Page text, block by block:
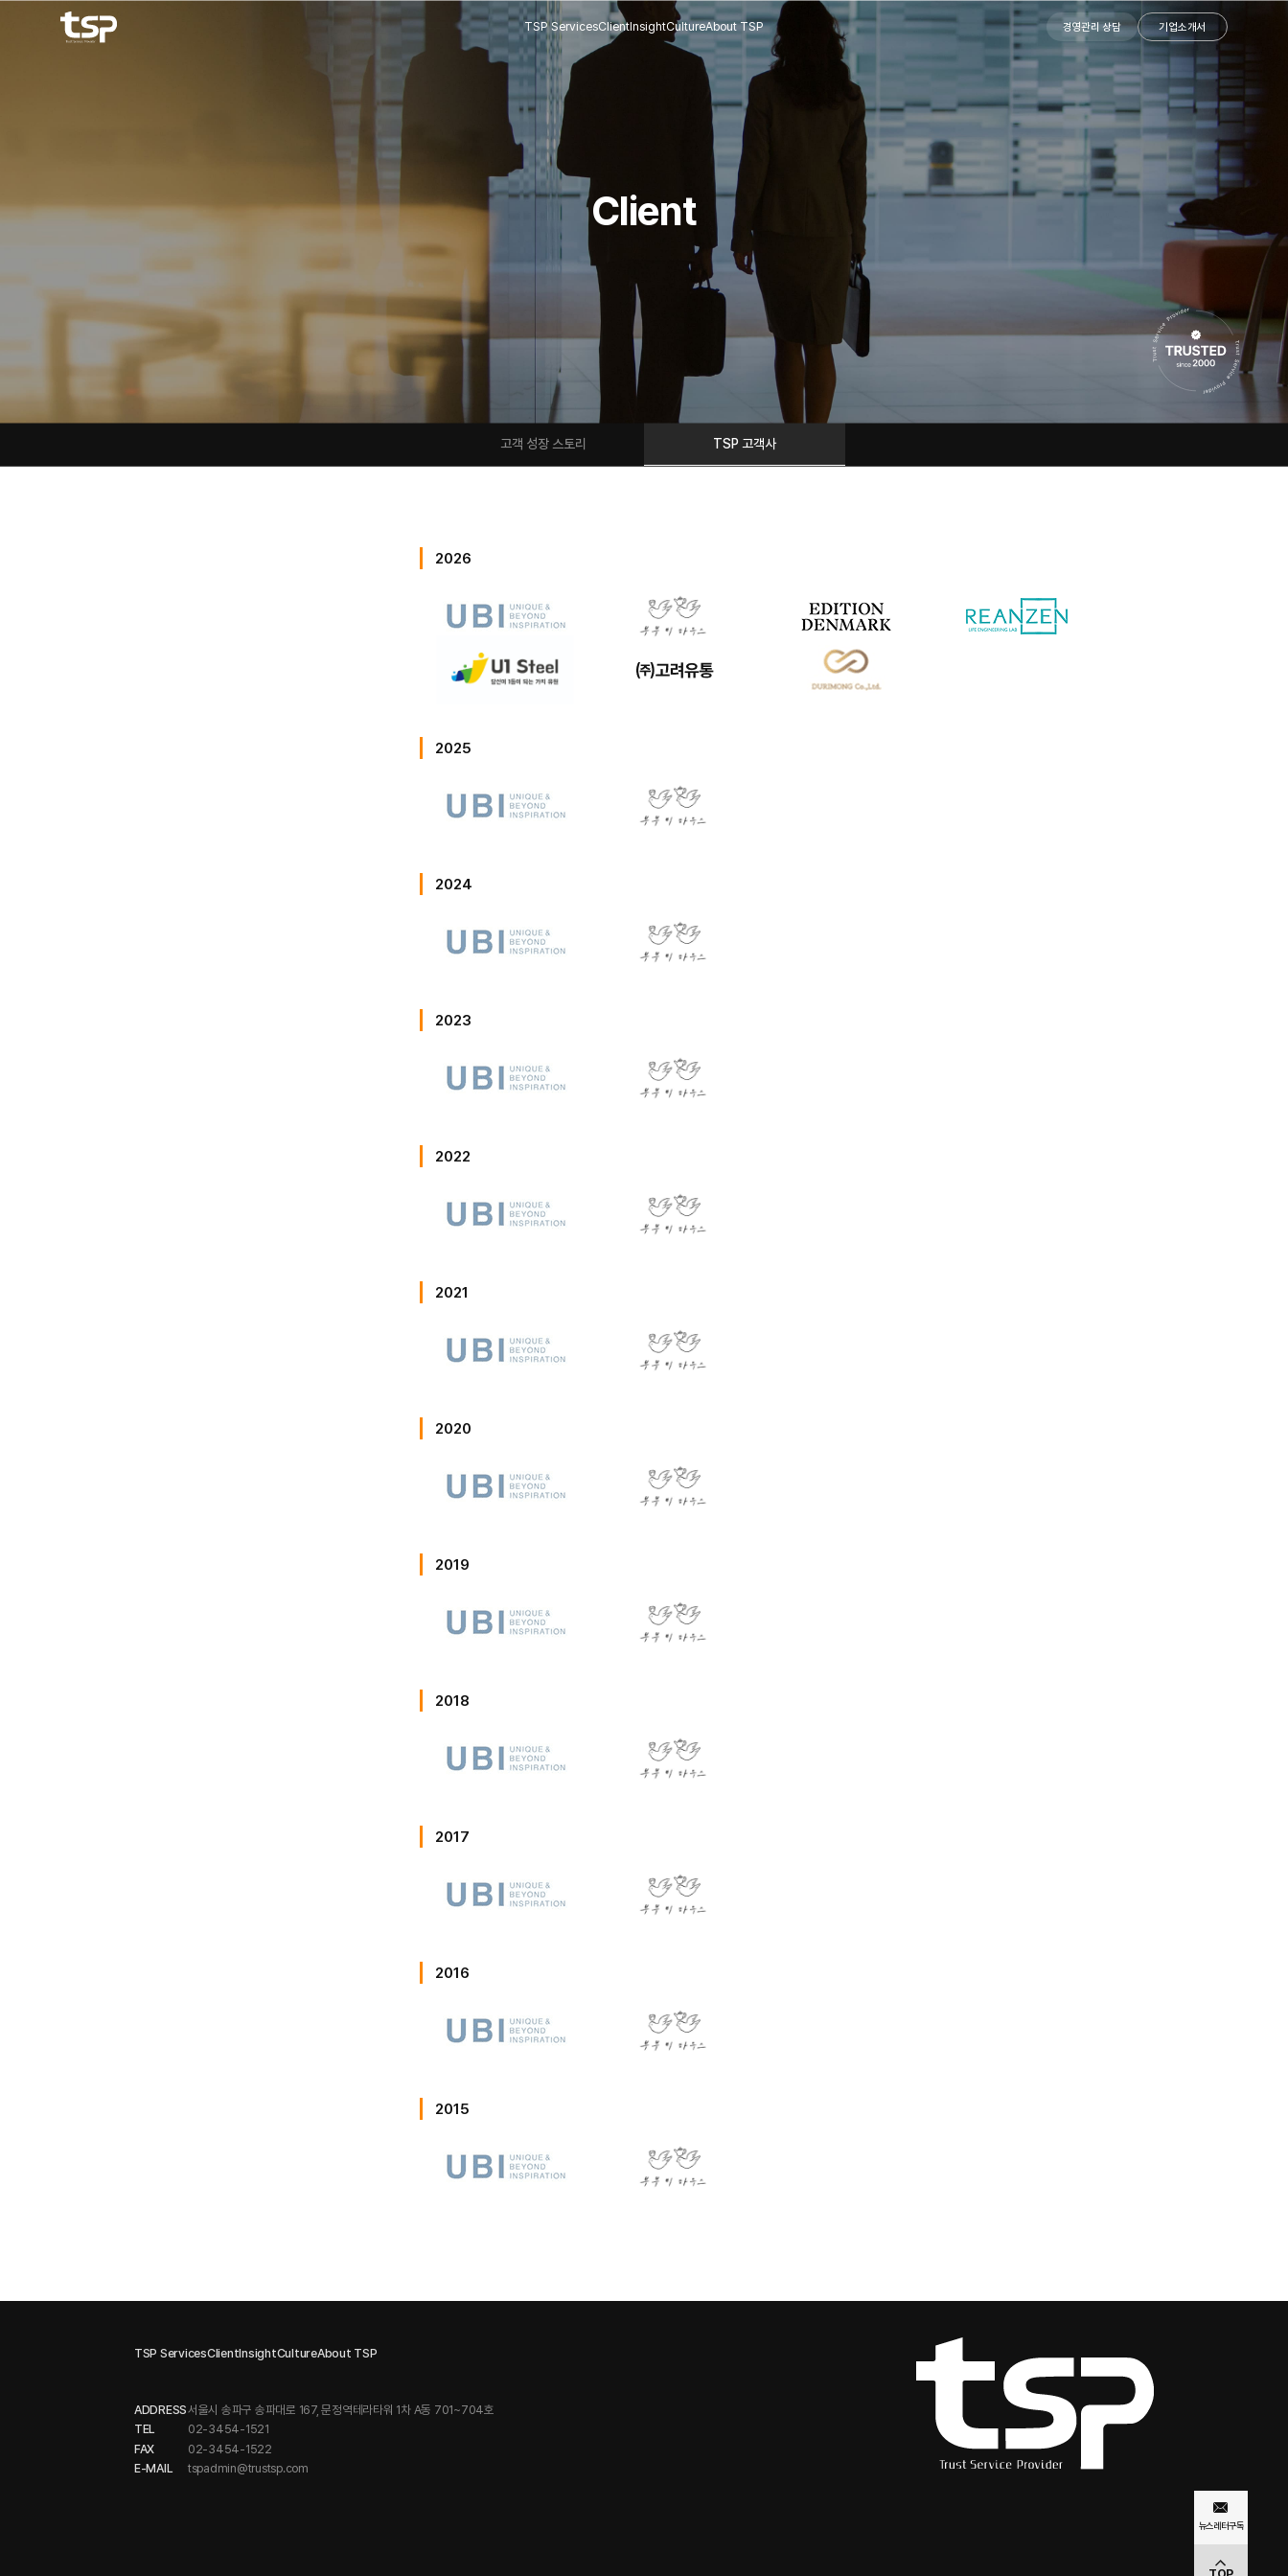
메뉴 바로가기본문 바로가기
TSP ServicesClientInsightCultureAbout TSP 경영관리 상담 기업소개서
Client
고객 성장 스토리 TSP 고객사
2026
2025
2024
2023
2022
2021
2020
2019
2018
2017
2016
2015
TSP ServicesClientInsightCultureAbout TSP
ADDRESS서울시 송파구 송파대로 167, 문정역테라타워 1차 A동 701~704호
TEL
02-3454-1521
FAX
02-3454-1522
E-MAIL
tspadmin@trustsp.com
뉴스레터구독